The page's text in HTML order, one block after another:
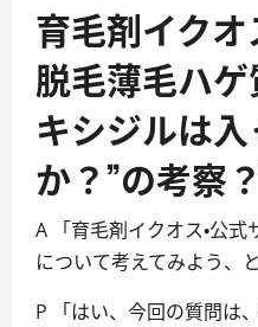
育毛剤イクオ
脱毛薄毛ハゲ
キシジルは
か？”の考察
A 「育毛剤イクオス・公
について考えてみよう、
P 「はい、今回の質問は